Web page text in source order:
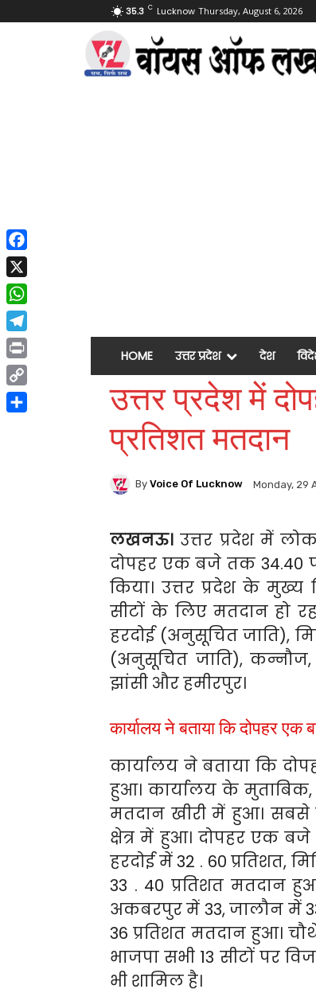
35.3 C Lucknow Thursday, August 6, 2026
HOME उत्तर प्रदेश देश
उत्तर प्रदेश में
प्रतिशत मतदान
By Voice Of Lucknow Monday, 29
लखनऊ। उत्तर प्रदेश में
दोपहर एक बजे तक 34.40
किया। उत्तर प्रदेश के मुख्य
सीटों के लिए मतदान हो
हरदोई (अनुसूचित जाति),
(अनुसूचित जाति),
झांसी और हमीरपुर।
कार्यालय ने बताया कि दोपहर एक
कार्यालय ने बताया कि
हुआ। कार्यालय के
मतदान खीरी में हुआ। सबसे
क्षेत्र में हुआ। दोपहर एक
हरदोई में 32 . 60 प्रतिशत,
33 . 40 प्रतिशत मतदान
अकबरपुर में 33, जालौन में
36 प्रतिशत मतदान हुआ।
भाजपा सभी 13 सीटों पर
भी शामिल है।
Facebook
X
WhatsApp
Telegram
Print
Copy
Link